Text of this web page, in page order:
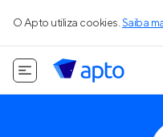
O Apto utiliza cookies. Saiba